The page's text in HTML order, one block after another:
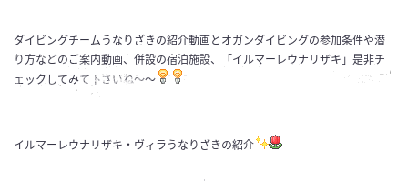
ダイビングチームうなりざきの紹介動画とオガンダイビングの参加条件や潜
り方などのご案内動画、併設の宿泊施設、「イルマーレウナリザキ」是非チ
ェックしてみて下さいね～～
イルマーレウナリザキ・ヴィラうなりざきの紹介